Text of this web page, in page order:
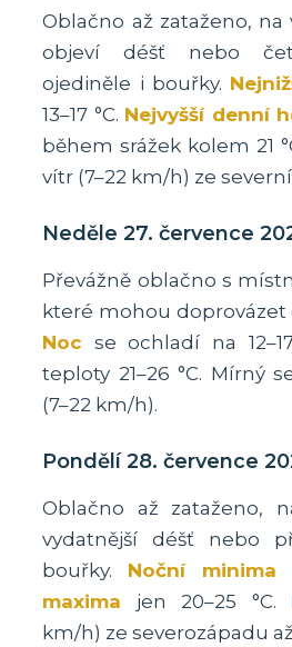
Oblačno až zataženo,
objeví déšť nebo
ojediněle i bouřky.
13–17 °C. Nejvyšší denní
během srážek kolem 21
vítr (7–22 km/h) ze
Neděle 27. července
Převážně oblačno s
které mohou doprovázet
Noc se ochladí na
teploty 21–26 °C. Mírný
(7–22 km/h).
Pondělí 28. července
Oblačno až zataženo,
vydatnější déšť nebo
bouřky. Noční minima
maxima jen 20–25 °C.
km/h) ze severozápadu